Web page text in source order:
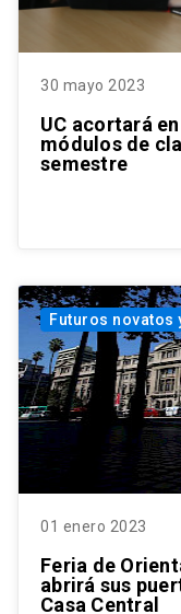
30 mayo 2023
UC acortará
módulos de
semestre
Futuros novatos
01 enero 2023
Feria de
abrirá sus
Casa Central